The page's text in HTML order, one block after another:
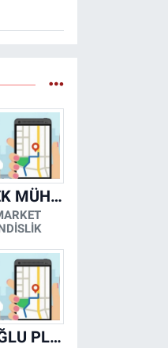
ÖZYÜREK MÜHENDİSLİK
ERŞIKOĞLU PLATFORM